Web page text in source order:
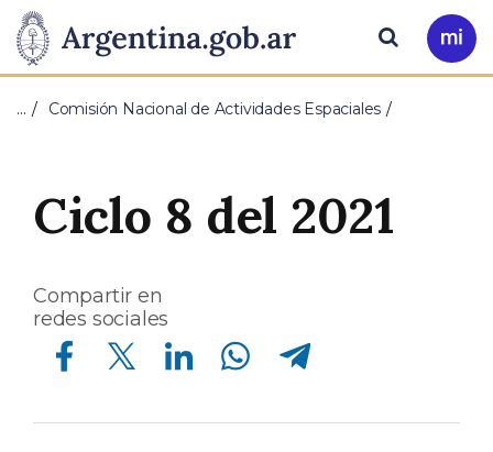
Presidencia
de
Nación
Pasar al contenido principal
Ir
a
Buscar
… Comisión Nacional de Actividades Espaciales
Ciclo 8 del 2021
Compartir en
redes sociales
Compartir en Facebook Compartir en Twitter Compartir en Linkedin Compartir en Whatsapp Compartir en Telegram